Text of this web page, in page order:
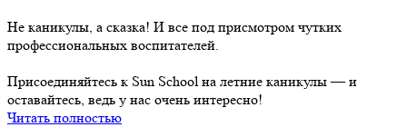
Не каникулы, а сказка! И все под присмотром чутких
профессиональных воспитателей.
Присоединяйтесь к Sun School на летние каникулы — и
оставайтесь, ведь у нас очень интересно!
Читать полностью